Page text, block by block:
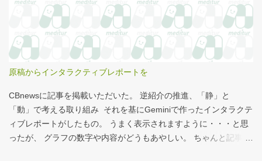
http://www.starbucks.co.jp/allergy/pdf/allergen-food.pdf 調べてビ
ビった。これはまずい。下手な食事以上のカロリーだ。 この
556kcalがどのくらいヤバイのか、スターバックス以上に良く行く
マクドナルドで考えてみる。（ちなみにマクドナルドは食事目的
とカロリーがほぼ同じもの（530kcal～580kcal）を次のマクドナ
ルド商品から２つ選んでください ハンバーガー ビッグマック ダブ
ルクォーターパウンダー・チーズ フィレオフィッシュ てりやきマ
ックバーガー マックフライポテト（S) マックフライポテト（M)
マックフライポテト（L) 正解は続きで。
原稿からインタラクティブレポートを
CBnewsに記事を掲載いただいた。 逆紹介の推進、「静」と
「動」で考える取り組み それを基にGeminiで作ったインタラクテ
ィブレポートがしたもの。 うまく表示されますように・・・と思
ったが、 グラフの数字や内容がどうもあやしい。 ちゃんと記事を